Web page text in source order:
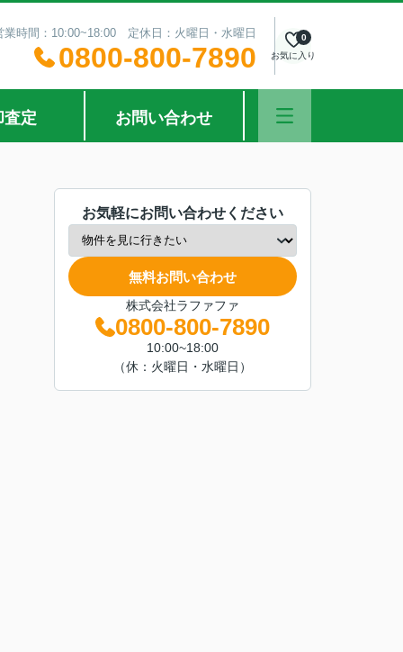
業時間：10:00~18:00 定休日：火曜日・水曜日
0800-800-7890 お気に入り
0
査定 お問い合わせ
お気軽にお問い合わせください
無料お問い合わせ
株式会社ラファファ
0800-800-7890
10:00~18:00
（休：火曜日・水曜日）